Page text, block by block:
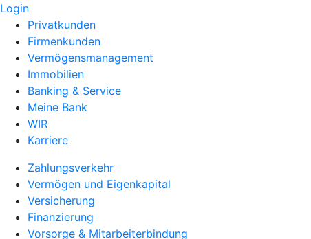
Login
Privatkunden
Firmenkunden
Vermögensmanagement
Immobilien
Banking & Service
Meine Bank
WIR
Karriere
Zahlungsverkehr
Vermögen und Eigenkapital
Versicherung
Finanzierung
Vorsorge & Mitarbeiterbindung